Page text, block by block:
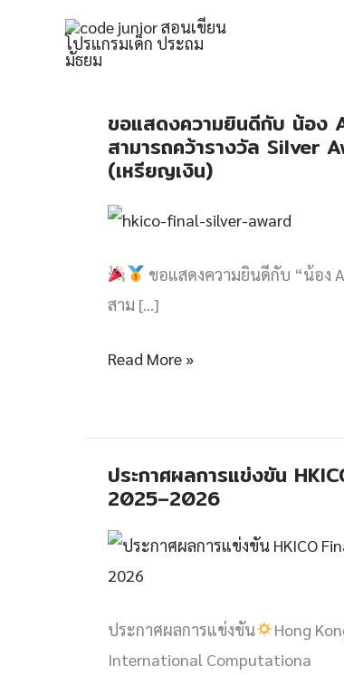
ขอแสดงความยินดีกับ น้อง
สามารถคว้ารางวัล Silver
(เหรียญเงิน)
ขอแสดงความยินดีกับ “น้อง
สาม […]
ขอ
แสดง
ความ
ยินดี
น้อง
Arti
สามารถ
Award
เงิน)
Read More »
ประกาศผลการแข่งขัน
2025–2026
ประกาศผลการแข่งขัน
Hong
International Computationa
ประกาศ
ผล
การ
แข่งขัน
Final
2025–